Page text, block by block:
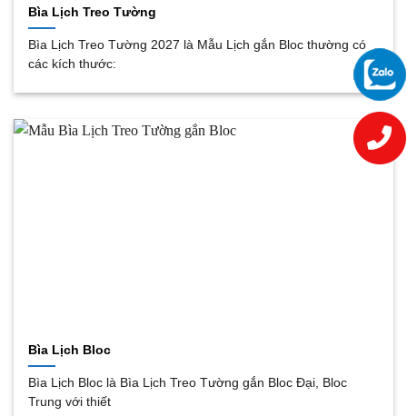
Bìa Lịch Treo Tường
Bìa Lịch Treo Tường 2027 là Mẫu Lịch gắn Bloc thường có
các kích thước:
Bìa Lịch Bloc
Bìa Lịch Bloc là Bìa Lịch Treo Tường gắn Bloc Đại, Bloc
Trung với thiết